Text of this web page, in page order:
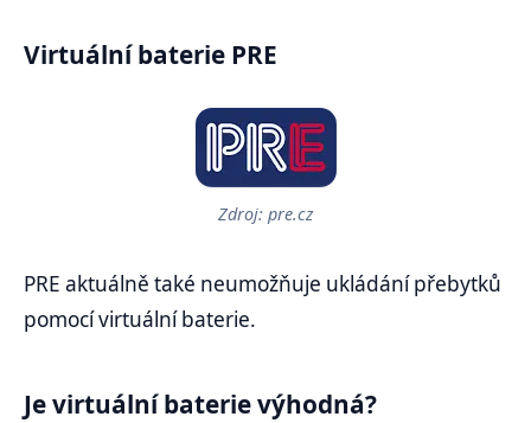
Virtuální baterie PRE
Zdroj: pre.cz
PRE aktuálně také neumožňuje ukládání přebytků
pomocí virtuální baterie.
Je virtuální baterie výhodná?